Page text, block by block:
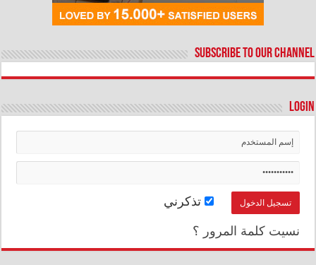
Subscribe to our Channel
Login
تذكرني
نسيت كلمة المرور ؟